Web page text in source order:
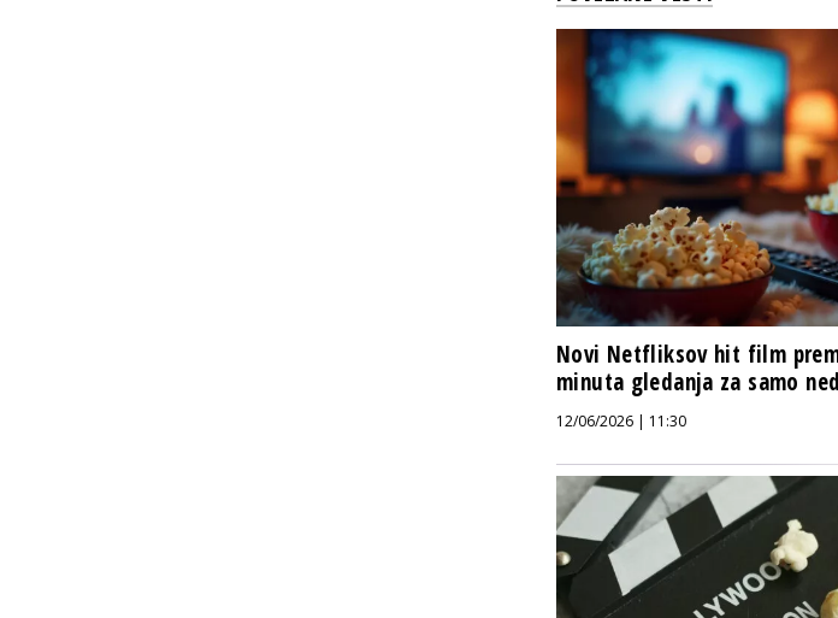
Novi Netfliksov hit film
minuta gledanja za samo
12/06/2026 | 11:30